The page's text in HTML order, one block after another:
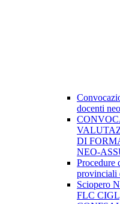
docenti
DI
NEO-
Procedure
provinciali
Sciopero
FLC